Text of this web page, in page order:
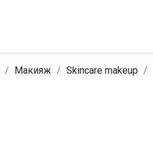
Макияж Skincare makeup